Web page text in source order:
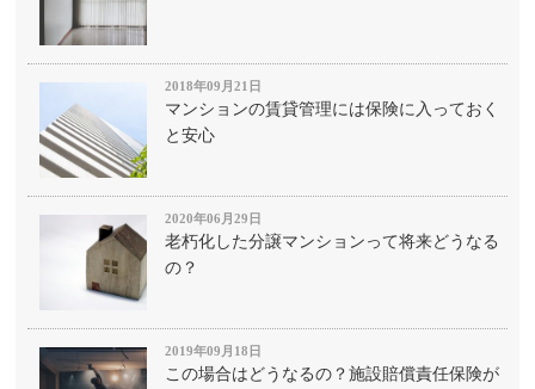
2018年09月21日
マンションの賃貸管理には保険に入っておく
と安心
2020年06月29日
老朽化した分譲マンションって将来どうなる
の？
2019年09月18日
この場合はどうなるの？施設賠償責任保険が